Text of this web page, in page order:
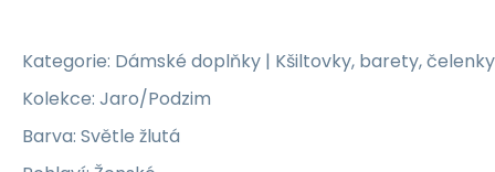
Kategorie: Dámské doplňky | Kšiltovky, barety, čelenky
Kolekce: Jaro/Podzim
Barva: Světle žlutá